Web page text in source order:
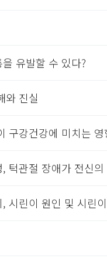
유발할 수 있다?
와 진실
구강건강에 미치는 영
턱관절 장애가 전신
시린이 원인 및 시린